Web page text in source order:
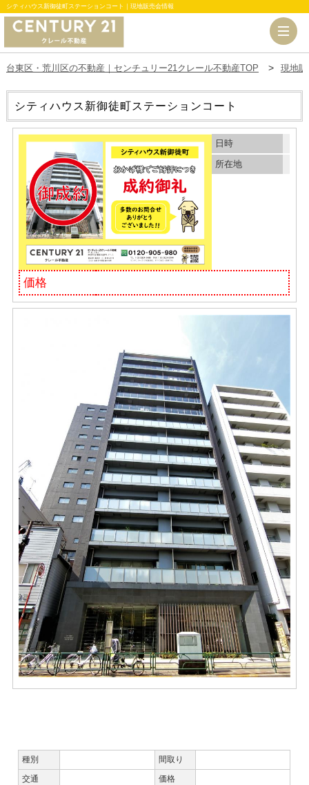
シティハウス新御徒町ステーションコート｜現地販売会情報
台東区・荒川区の不動産｜センチュリー21クレール不動産TOP 現地
シティハウス新御徒町ステーションコート
日時
所在地
価格
種別
間取り
交通
価格